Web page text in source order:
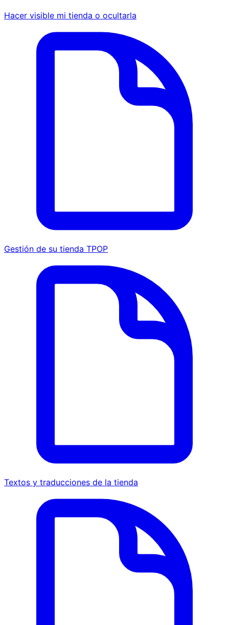
Hacer visible mi tienda o ocultarla
Gestión de su tienda TPOP
Textos y traducciones de la tienda